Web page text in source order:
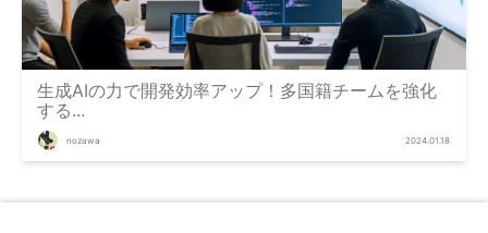
生成AIの力で開発効率アップ！多国籍チームを強化
する...
nozawa 2024.01.18